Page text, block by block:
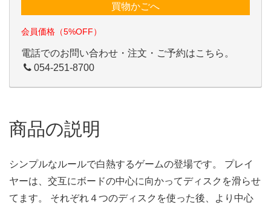
買物かごへ
会員価格（5%OFF）
電話でのお問い合わせ・注文・ご予約はこちら。
054-251-8700
商品の説明
シンプルなルールで白熱するゲームの登場です。 プレイ
ヤーは、交互にボードの中心に向かってディスクを滑らせ
てます。 それぞれ４つのディスクを使った後、より中心